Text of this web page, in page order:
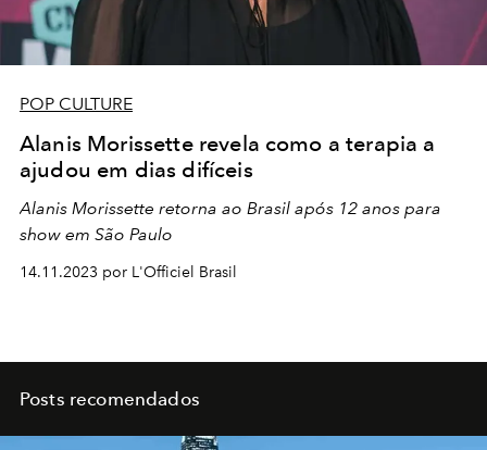
POP CULTURE
Alanis Morissette revela como a terapia a
ajudou em dias difíceis
Alanis Morissette retorna ao Brasil após 12 anos para
show em São Paulo
14.11.2023 por L'Officiel Brasil
Posts recomendados